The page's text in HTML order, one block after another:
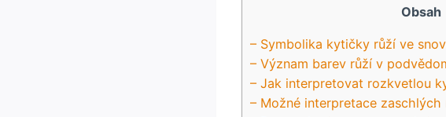
Obsah
– Symbolika kytičky růží ve
– Význam barev růží v
– Jak interpretovat rozkvetlou
– Možné interpretace zaschlých